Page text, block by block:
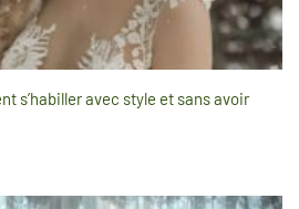
s’habiller avec style et sans avoir